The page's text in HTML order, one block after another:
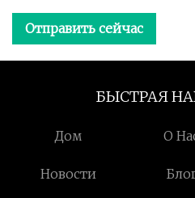
Отправить сейчас
БЫСТРАЯ
Дом О
Новости